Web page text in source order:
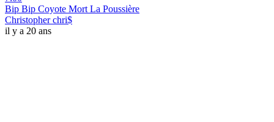
Bip Bip Coyote Mort La Poussière
Christopher chri$
il y a 20 ans